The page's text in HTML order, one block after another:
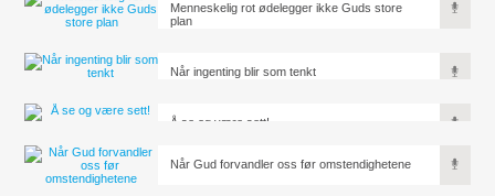
Menneskelig rot ødelegger ikke Guds store
plan
Når ingenting blir som tenkt
Å se og være sett!
Når Gud forvandler oss før omstendighetene